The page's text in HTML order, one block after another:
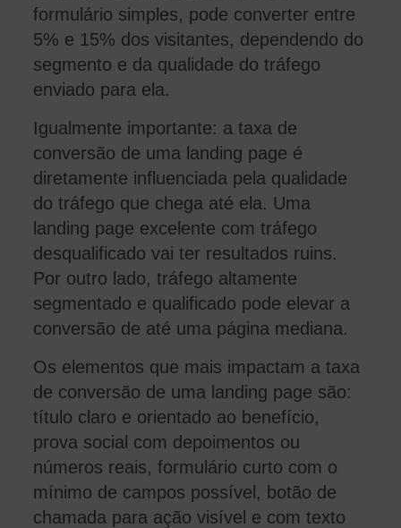
formulário simples, pode converter entre
5% e 15% dos visitantes, dependendo do
segmento e da qualidade do tráfego
enviado para ela.
Igualmente importante: a taxa de
conversão de uma landing page é
diretamente influenciada pela qualidade
do tráfego que chega até ela. Uma
landing page excelente com tráfego
desqualificado vai ter resultados ruins.
Por outro lado, tráfego altamente
segmentado e qualificado pode elevar a
conversão de até uma página mediana.
Os elementos que mais impactam a taxa
de conversão de uma landing page são:
título claro e orientado ao benefício,
prova social com depoimentos ou
números reais, formulário curto com o
mínimo de campos possível, botão de
chamada para ação visível e com texto